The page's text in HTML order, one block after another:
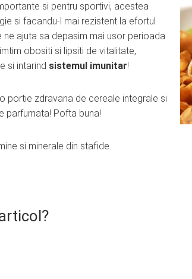
si pentru sportivi, acestea
si facandu-l mai rezistent la efortul
ajuta sa depasim mai usor perioada
obositi si lipsiti de vitalitate,
si intarind sistemul imunitar!
portie zdravana de cereale integrale si
parfumata! Pofta buna!
si minerale din stafide.